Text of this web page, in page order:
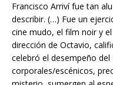
Francisco Arriví fue tan
describir. (…) Fue un
cine mudo, el film noir y
dirección de Octavio,
celebró el desempeño
corporales/escénicos,